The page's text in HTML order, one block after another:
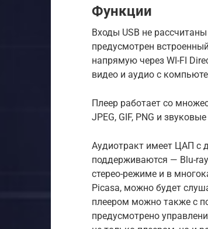
Функции
Входы USB не
предусмотрен
напрямую через WI-FI
видео и аудио с
Плеер работает со
JPEG, GIF, PNG и
Аудиотракт имеет ЦАП с
поддерживаются — Blu-ray,
стерео-режиме и в
Picasa, можно будет
плеером можно также с
предусмотрено